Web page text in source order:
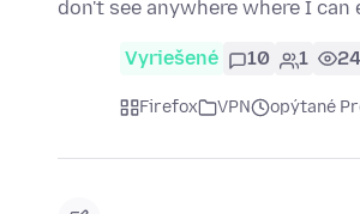
don't see anywhere where I can
Vyriešené 10 1
Firefox VPN opýtané